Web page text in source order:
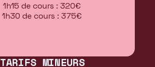
1h15 de cours : 320€
1h30 de cours : 375€
TARIFS MINEURS